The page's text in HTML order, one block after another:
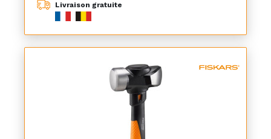
Livraison gratuite